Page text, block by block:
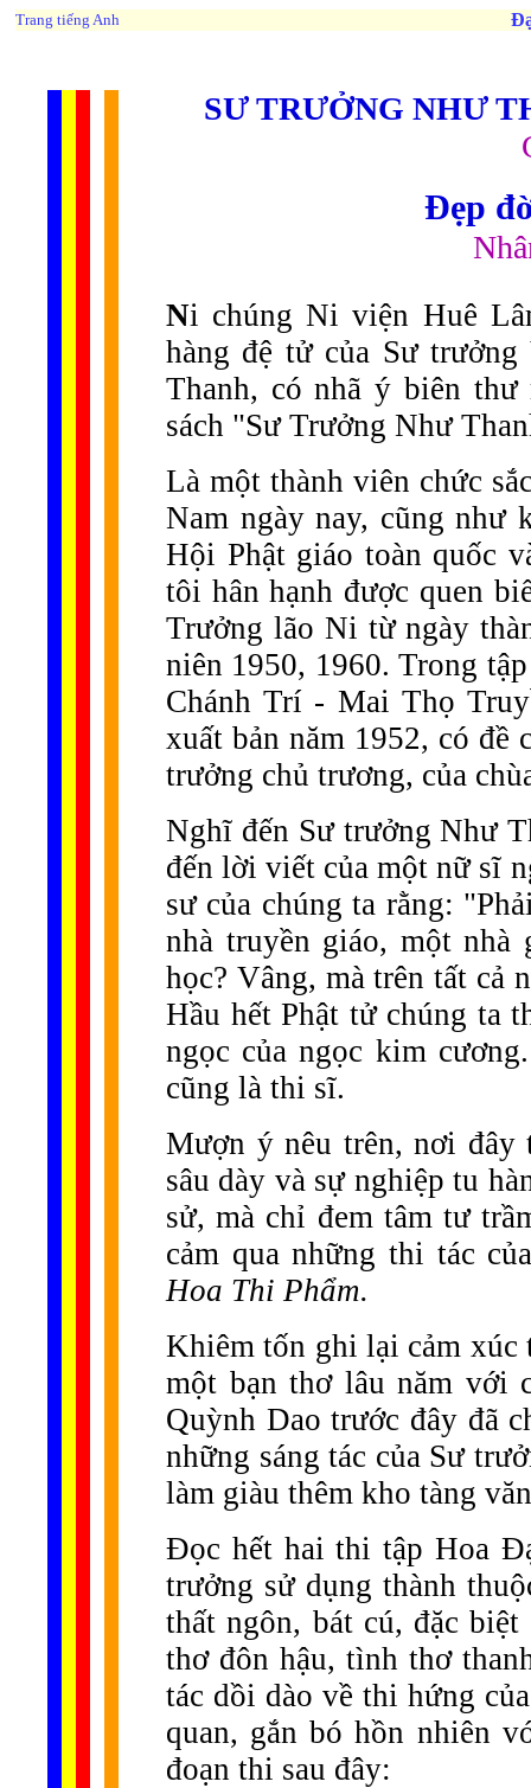
Trang tiếng Anh
SƯ TRƯỞNG NHƯ
Đẹp
Ni chúng Ni viện Huê
hàng đệ tử của Sư
Thanh, có nhã ý biên
sách "Sư Trưởng Như
Là một thành viên chức
Nam ngày nay, cũng
Hội Phật giáo toàn quốc
tôi hân hạnh được quen
Trưởng lão Ni từ ngày
niên 1950, 1960. Trong
Chánh Trí - Mai Thọ
xuất bản năm 1952, có đề
trưởng chủ trương, của
Nghĩ đến Sư trưởng Như
đến lời viết của một nữ sĩ
sư của chúng ta rằng:
nhà truyền giáo, một
học? Vâng, mà trên tất cả
Hầu hết Phật tử chúng ta
ngọc của ngọc kim
cũng là thi sĩ.
Mượn ý nêu trên, nơi đây
sâu dày và sự nghiệp tu
sử, mà chỉ đem tâm tư
cảm qua những thi tác
Hoa Thi Phẩm.
Khiêm tốn ghi lại cảm xúc
một bạn thơ lâu năm với
Quỳnh Dao trước đây đã
những sáng tác của Sư
làm giàu thêm kho tàng
Đọc hết hai thi tập Hoa
trưởng sử dụng thành
thất ngôn, bát cú, đặc
thơ đôn hậu, tình thơ
tác dồi dào về thi hứng
quan, gắn bó hồn nhiên
đoạn thi sau đây: